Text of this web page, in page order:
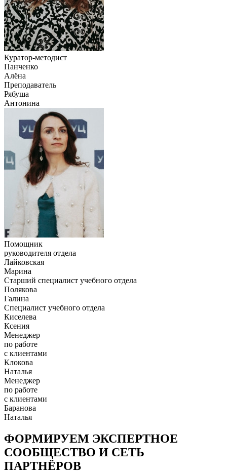
Куратор-методист
Панченко
Алёна
Преподаватель
Рябуша
Антонина
Помощник
руководителя отдела
Лайковская
Марина
Старший специалист учебного отдела
Полякова
Галина
Специалист учебного отдела
Киселева
Ксения
Менеджер
по работе
с клиентами
Клокова
Наталья
Менеджер
по работе
с клиентами
Баранова
Наталья
ФОРМИРУЕМ ЭКСПЕРТНОЕ
СООБЩЕСТВО И СЕТЬ
ПАРТНЁРОВ